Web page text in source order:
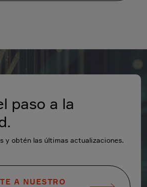
paso a la
y obtén las últimas actualizaciones.
A NUESTRO